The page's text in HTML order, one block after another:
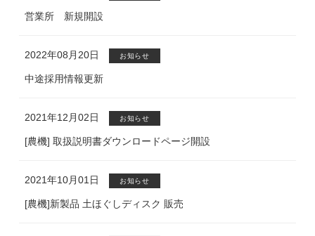
営業所 新規開設
2022年08月20日 お知らせ
中途採用情報更新
2021年12月02日 お知らせ
[農機] 取扱説明書ダウンロードページ開設
2021年10月01日 お知らせ
[農機]新製品 土ほぐしディスク 販売